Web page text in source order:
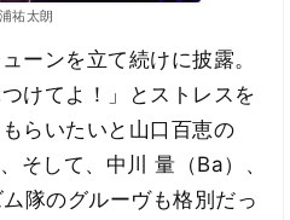
祐太朗
ーンを立て続けに披露。
けてよ！」とストレスを
らいたいと山口百恵の
そして、中川 量（Ba）、
隊のグルーヴも格別だっ